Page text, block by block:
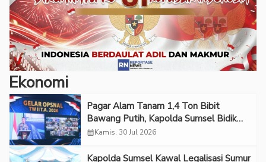
Ekonomi
Pagar Alam Tanam 1,4 Ton Bibit
Bawang Putih, Kapolda Sumsel Bidik
Jadi Sentra Produksi
calendar_monthKamis, 30 Jul 2026
Kapolda Sumsel Kawal Legalisasi Sumur